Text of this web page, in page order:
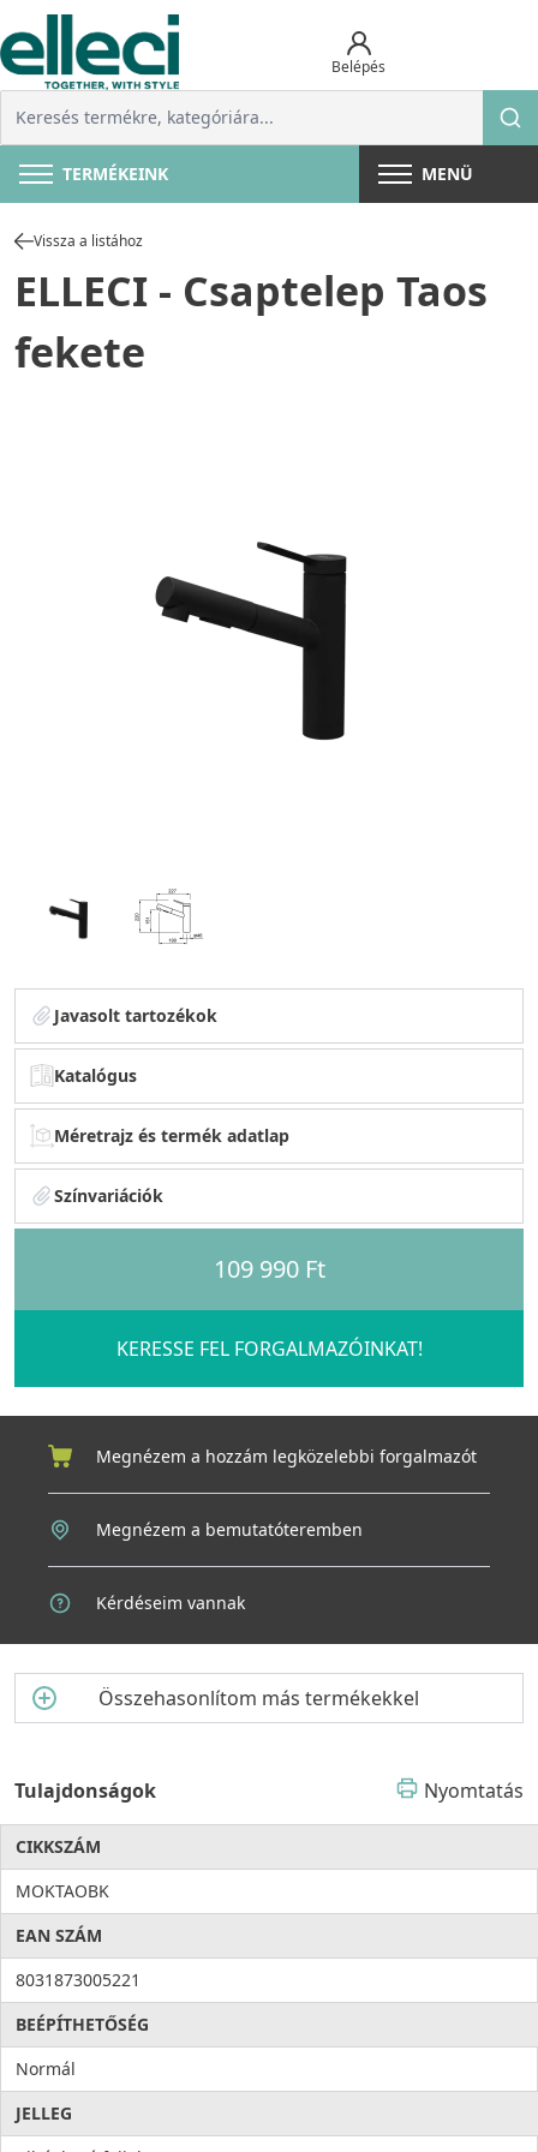
Belépés
TERMÉKEINK MENÜ
Vissza a listához
ELLECI - Csaptelep Taos
fekete
Javasolt tartozékok
Katalógus
Méretrajz és termék adatlap
Színvariációk
109 990 Ft
KERESSE FEL FORGALMAZÓINKAT!
Megnézem a hozzám legközelebbi forgalmazót
Megnézem a bemutatóteremben
Kérdéseim vannak
Összehasonlítom más termékekkel
Tulajdonságok Nyomtatás
CIKKSZÁM
MOKTAOBK
EAN SZÁM
8031873005221
BEÉPÍTHETŐSÉG
Normál
JELLEG